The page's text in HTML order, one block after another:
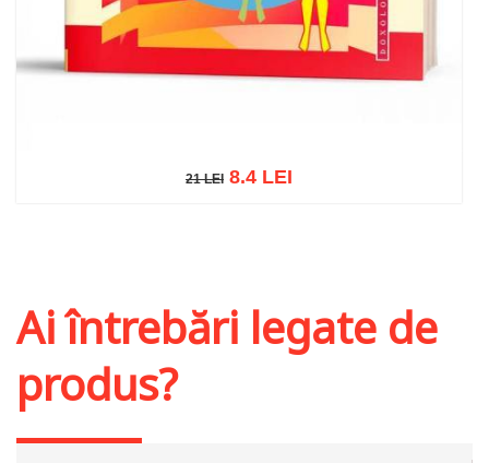
21 LEI
21 LEI 8.4 LEI
Ai întrebări legate de
produs?